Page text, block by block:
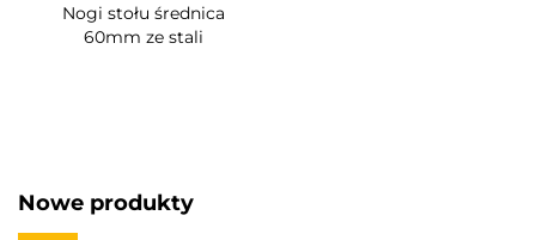
Nogi stołu średnica
60mm ze stali
Nowe produkty